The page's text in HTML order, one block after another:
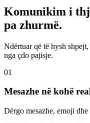
Komunikim i
pa zhurmë.
Ndërtuar që të hysh
nga çdo pajisje.
01
Mesazhe në kohë
Dërgo mesazhe, emoji dhe